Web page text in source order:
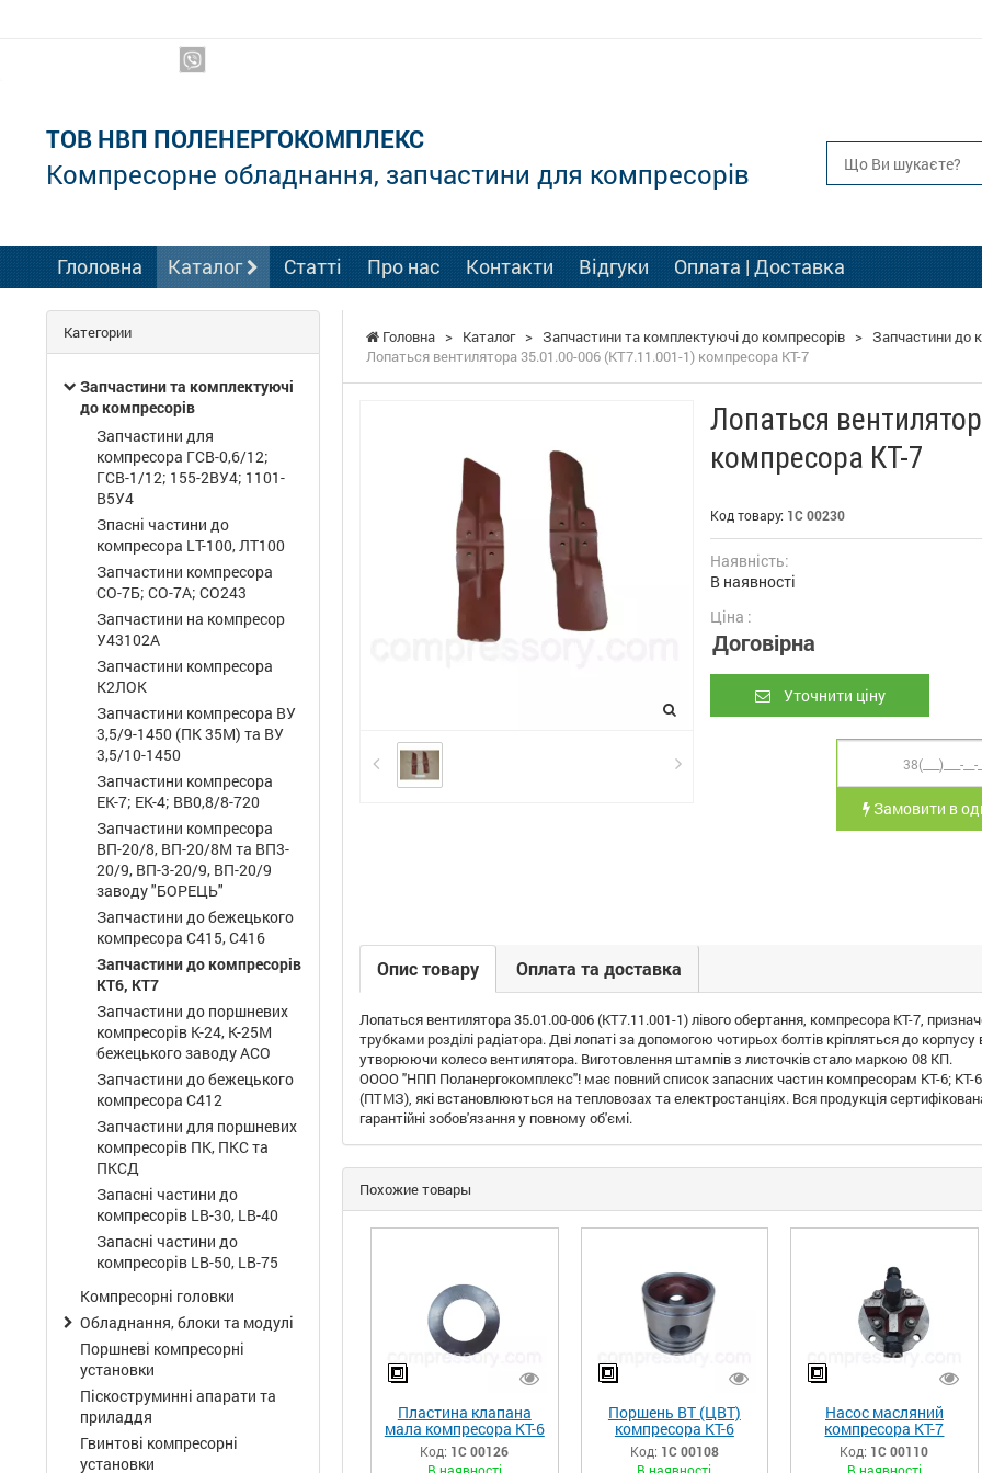
ТОВ НВП ПОЛЕНЕРГОКОМПЛЕКС
Компресорне обладнання, запчастини для компресорів
Глоловна Каталог Статті Про нас Контакти Відгуки Оплата | Доставка
Головна > Каталог > Запчастини та комплектуючі до компресорів > Запчастини до
Лопаться вентилятора 35.01.00-006 (КТ7.11.001-1) компресора КТ-7
Лопаться
компресора КТ-7
Код товару: 1С 00230
Наявність:
В наявності
Ціна :
Договірна
Уточнити ціну
Замовити в
Опис товару Оплата та доставка
Лопаться вентилятора 35.01.00-006 (КТ7.11.001-1) лівого обертання, компресора КТ-7,
трубками розділі радіатора. Дві лопаті за допомогою чотирьох болтів кріпляться до
утворюючи колесо вентилятора. Виготовлення штампів з листочків стало маркою 08 КП.
ОООО "НПП Поланергокомплекс"! має повний список запасних частин компресорам КТ-6; КТ-
(ПТМЗ), які встановлюються на тепловозах та електростанціях. Вся продукція
гарантійні зобов'язання у повному об'ємі.
Похожие товары
Пластина клапана
мала компресора КТ-6
34.06.01.04-015
(КТ6.06.038)
Код: 1С 00126
В наявності
Поршень ВТ (ЦВТ)
компресора КТ-6
34.08.00.01-002
(КТ6.08.006-1)
Код: 1С 00108
В наявності
Насос масляний
компресора КТ-7
35.02.00.00-006СБ
(КТ7.13СБ1)
Код: 1С 00110
В наявності
Категории
Запчастини та комплектуючі
до компресорів
Запчастини для
компресора ГСВ-0,6/12;
ГСВ-1/12; 155-2ВУ4; 1101-
В5У4
Зпасні частини до
компресора LТ-100, ЛТ100
Запчастини компресора
СО-7Б; СО-7А; СО243
Запчастини на компресор
У43102А
Запчастини компресора
К2ЛОК
Запчастини компресора ВУ
3,5/9-1450 (ПК 35М) та ВУ
3,5/10-1450
Запчастини компресора
ЕК-7; ЕК-4; ВВ0,8/8-720
Запчастини компресора
ВП-20/8, ВП-20/8М та ВП3-
20/9, ВП-3-20/9, ВП-20/9
заводу "БОРЕЦЬ"
Запчастини до бежецького
компресора С415, С416
Запчастини до компресорів
КТ6, КТ7
Запчастини до поршневих
компресорів К-24, К-25М
бежецького заводу АСО
Запчастини до бежецького
компресора С412
Запчастини для поршневих
компресорів ПК, ПКС та
ПКСД
Запасні частини до
компресорів LB-30, LB-40
Запасні частини до
компресорів LB-50, LB-75
Компресорні головки
Обладнання, блоки та модулі
Поршневі компресорні
установки
Піскоструминні апарати та
приладдя
Гвинтові компресорні
установки